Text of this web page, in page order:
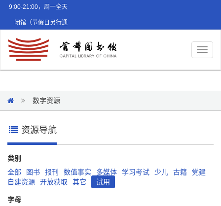
9:00-21:00，周一全天
闭馆（节假日另行通
数字资源
资源导航
类别
全部
图书 报刊 数值事实 多媒体 学习考试 少儿 古籍
党建
自建资源
开放获取 其它 试用
字母